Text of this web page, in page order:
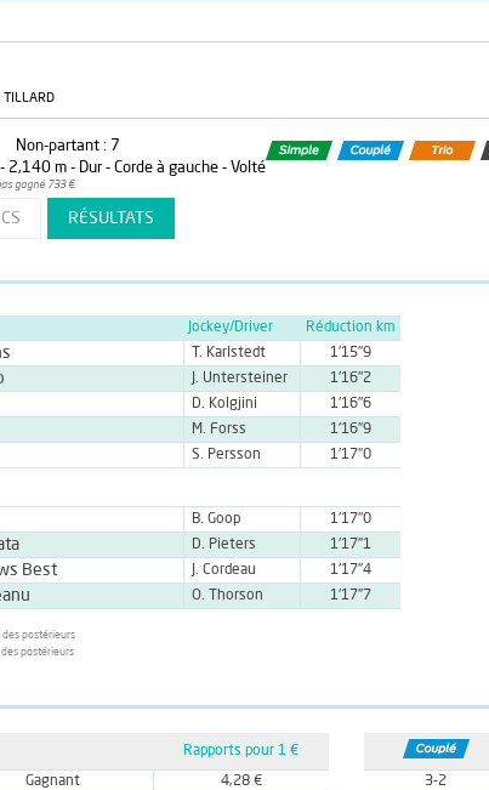
TILLARD
Non-partant : 7
m - Dur - Corde à gauche - Volté
gagné 733 €.
RÉSULTATS
Jockey/Driver
Réduction km
T. Karlstedt
1'15''9
J. Untersteiner
1'16''2
D. Kolgjini
1'16''6
M. Forss
1'16''9
S. Persson 1'17''0
B. Goop
1'17''0
D. Pieters
1'17''1
Best J. Cordeau
1'17''4
O. Thorson 1'17''7
des postérieurs
postérieurs
Rapports pour 1 €
Gagnant
4,28 €
3-2